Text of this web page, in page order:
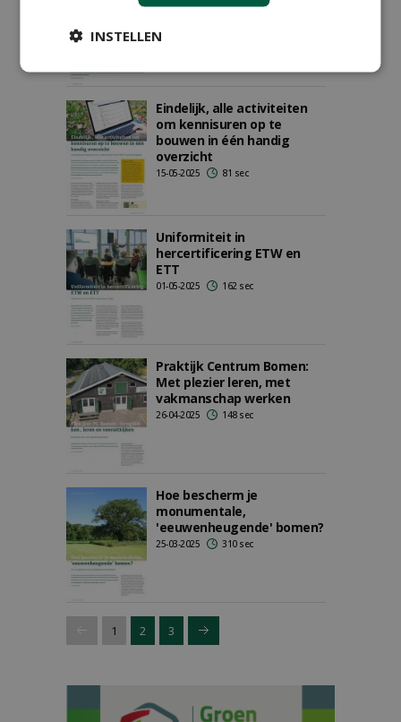
Eindelijk, alle activiteiten
om kennisuren op te
bouwen in één handig
overzicht
15-05-2025 81 sec
Uniformiteit in
hercertificering ETW en
ETT
01-05-2025 162 sec
Praktijk Centrum Bomen:
Met plezier leren, met
vakmanschap werken
26-04-2025 148 sec
Hoe bescherm je
monumentale,
'eeuwenheugende' bomen?
25-03-2025 310 sec
1 2 3
INSTELLEN